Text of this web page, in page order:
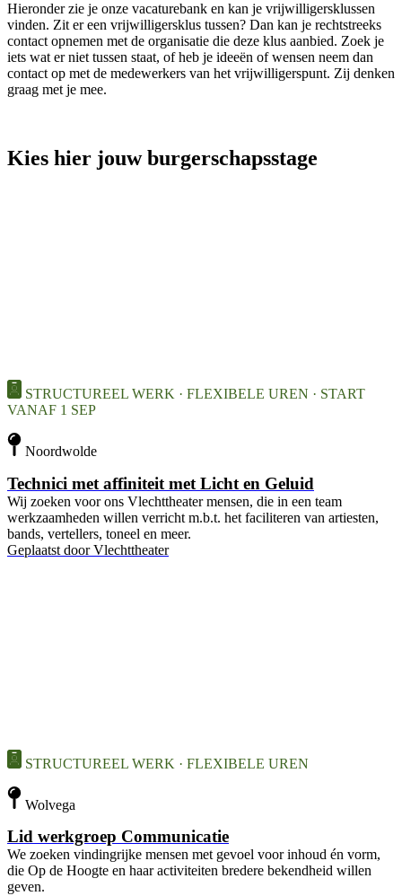
Hieronder zie je onze vacaturebank en kan je vrijwilligersklussen
vinden. Zit er een vrijwilligersklus tussen? Dan kan je rechtstreeks
contact opnemen met de organisatie die deze klus aanbied. Zoek je
iets wat er niet tussen staat, of heb je ideeën of wensen neem dan
contact op met de medewerkers van het vrijwilligerspunt. Zij denken
graag met je mee.
Kies hier jouw burgerschapsstage
STRUCTUREEL WERK · FLEXIBELE UREN · START
VANAF 1 SEP
Noordwolde
Technici met affiniteit met Licht en Geluid
Wij zoeken voor ons Vlechttheater mensen, die in een team
werkzaamheden willen verricht m.b.t. het faciliteren van artiesten,
bands, vertellers, toneel en meer.
Geplaatst door Vlechttheater
STRUCTUREEL WERK · FLEXIBELE UREN
Wolvega
Lid werkgroep Communicatie
We zoeken vindingrijke mensen met gevoel voor inhoud én vorm,
die Op de Hoogte en haar activiteiten bredere bekendheid willen
geven.